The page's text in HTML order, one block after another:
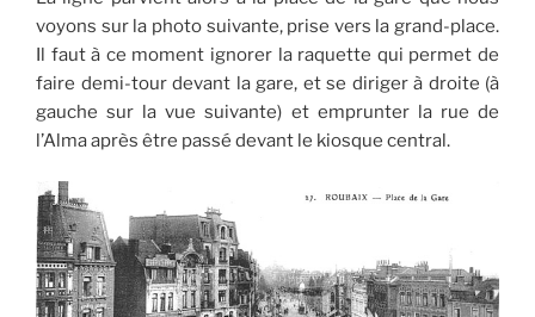
voyons sur la photo suivante, prise vers la grand-place.
Il faut à ce moment ignorer la raquette qui permet de
faire demi-tour devant la gare, et se diriger à droite (à
gauche sur la vue suivante) et emprunter la rue de
l’Alma après être passé devant le kiosque central.